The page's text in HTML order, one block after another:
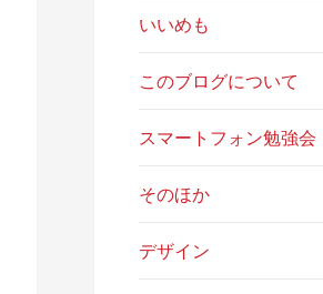
いいめも
このブログについて
スマートフォン勉強会
そのほか
デザイン